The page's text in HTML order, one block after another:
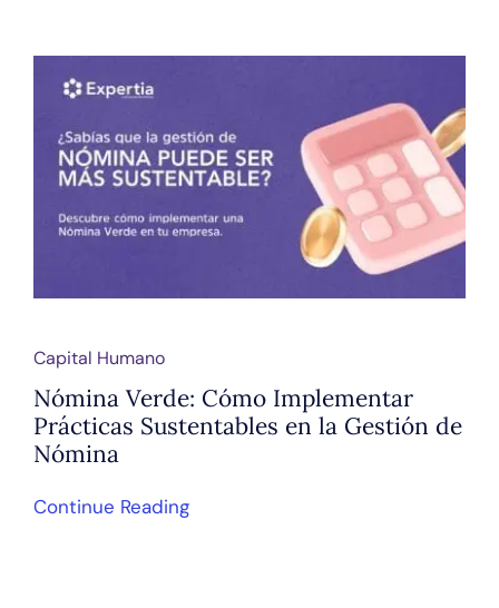
Capital Humano
Nómina Verde: Cómo Implementar
Prácticas Sustentables en la Gestión de
Nómina
Continue Reading